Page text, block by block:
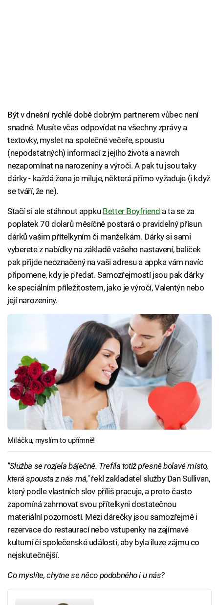
Být v dnešní rychlé době dobrým partnerem vůbec není
snadné. Musíte včas odpovídat na všechny zprávy a
textovky, myslet na společné večeře, spoustu
(nepodstatných) informací z jejího života a navrch
nezapomínat na narozeniny a výroči. A pak tu jsou taky
dárky - každá žena je miluje, některá přímo vyžaduje (i když
se tváří, že ne).
Stačí si ale stáhnout appku Better Boyfriend a ta se za
poplatek 70 dolarů měsíčně postará o pravidelný přísun
dárků vašim přítelkyním či manželkám. Dárky si sami
vyberete z nabídky na základě vašeho nastavení, balíček
pak přijde neoznačený na vaši adresu a appka vám navíc
připomene, kdy je předat. Samozřejmostí jsou pak dárky
ke speciálním příležitostem, jako je výročí, Valentýn nebo
její narozeniny.
Miláčku, myslím to upřímně!
"Služba se rozjela báječně. Trefila totiž přesně bolavé místo,
která spousta z nás má,"řekl zakladatel služby Dan Sullivan,
který podle vlastních slov příliš pracuje, a proto často
zapomíná zahrnovat svou přítelkyni dostatečnou
materiální pozorností. Mezi dárečky jsou samozřejmě i
rezervace do restaurací nebo vstupenky na zajímavé
kulturní či společenské události, aby byla iluze zájmu co
nejskutečnější.
Co myslíte, chytne se něco podobného i u nás?